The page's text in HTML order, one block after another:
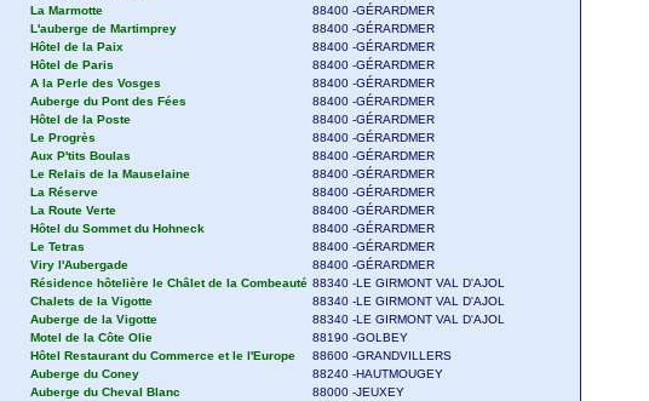
La Marmotte
88400 -GÉRARDMER
L'auberge de Martimprey
88400 -GÉRARDMER
Hôtel de la Paix
88400 -GÉRARDMER
Hôtel de Paris
88400 -GÉRARDMER
A la Perle des Vosges
88400 -GÉRARDMER
Auberge du Pont des Fées
88400 -GÉRARDMER
Hôtel de la Poste
88400 -GÉRARDMER
Le Progrès
88400 -GÉRARDMER
Aux P'tits Boulas
88400 -GÉRARDMER
Le Relais de la Mauselaine
88400 -GÉRARDMER
La Réserve
88400 -GÉRARDMER
La Route Verte
88400 -GÉRARDMER
Hôtel du Sommet du Hohneck
88400 -GÉRARDMER
Le Tetras
88400 -GÉRARDMER
Viry l'Aubergade
88400 -GÉRARDMER
Résidence hôtelière le Châlet de la Combeauté 88340 -LE GIRMONT VAL D'AJOL
Chalets de la Vigotte
88340 -LE GIRMONT VAL D'AJOL
Auberge de la Vigotte
88340 -LE GIRMONT VAL D'AJOL
Motel de la Côte Olie
88190 -GOLBEY
Hôtel Restaurant du Commerce et le l'Europe
88600 -GRANDVILLERS
Auberge du Coney
88240 -HAUTMOUGEY
Auberge du Cheval Blanc
88000 -JEUXEY